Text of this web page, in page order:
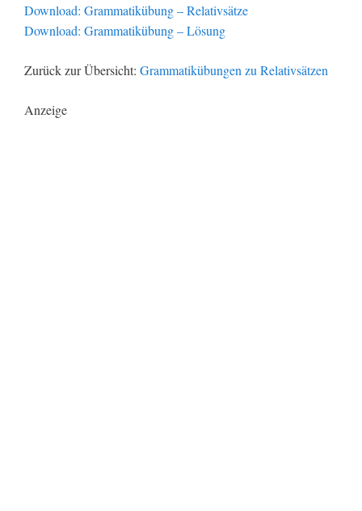
Download: Grammatikübung – Relativsätze
Download: Grammatikübung – Lösung
Zurück zur Übersicht: Grammatikübungen zu Relativsätzen
Anzeige